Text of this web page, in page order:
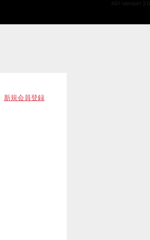
API Version 2.0
新規会員登録